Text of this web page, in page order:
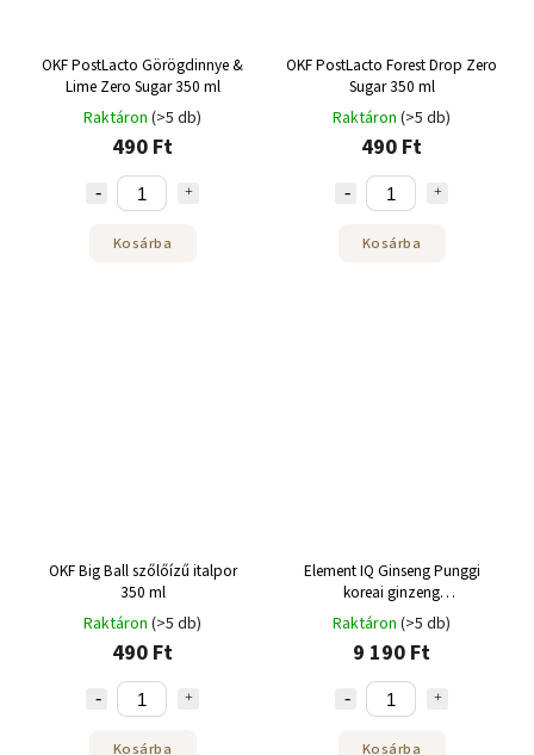
OKF PostLacto Görögdinnye &
Lime Zero Sugar 350 ml
Raktáron (>5 db)
490 Ft
Kosárba
OKF PostLacto Forest Drop Zero
Sugar 350 ml
Raktáron (>5 db)
490 Ft
Kosárba
OKF Big Ball szőlőízű italpor
350 ml
Raktáron (>5 db)
490 Ft
Kosárba
Element IQ Ginseng Punggi
koreai ginzeng
zsidótövisbogyóval 50 x 3 g
Raktáron (>5 db)
9 190 Ft
Kosárba